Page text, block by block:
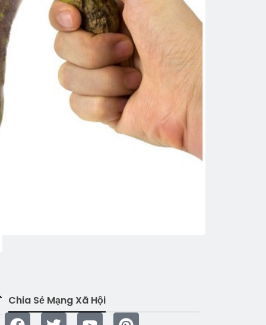
Chia Sẻ Mạng Xã Hội